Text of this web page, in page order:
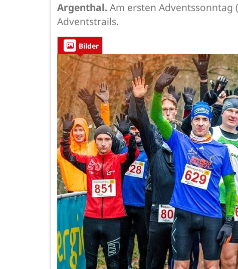
Argenthal.Am ersten
Adventstrails.
Bilder